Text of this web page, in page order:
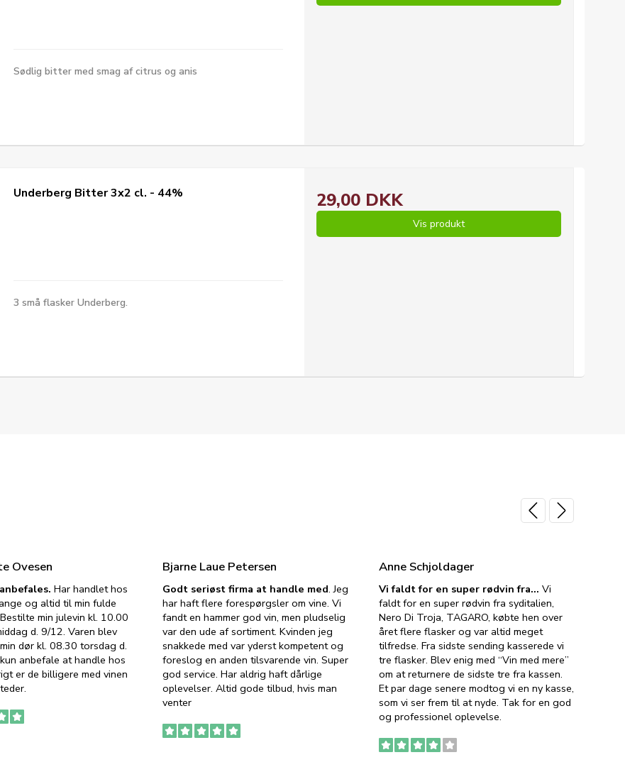
Sødlig bitter med smag af citrus og anis
Underberg Bitter 3x2 cl. - 44%
3 små flasker Underberg.
29,00 DKK
Vis produkt
Ovesen
Har handlet hos
og altid til min fulde
min julevin kl. 10.00
d. 9/12. Varen blev
dør kl. 08.30 torsdag d.
anbefale at handle hos
er de billigere med vinen
Bjarne Laue Petersen
Godt seriøst firma at handle med. Jeg
har haft flere forespørgsler om vine. Vi
fandt en hammer god vin, men pludselig
var den ude af sortiment. Kvinden jeg
snakkede med var yderst kompetent og
foreslog en anden tilsvarende vin. Super
god service. Har aldrig haft dårlige
oplevelser. Altid gode tilbud, hvis man
venter
Anne Schjoldager
Vi faldt for en super rødvin fra… Vi
faldt for en super rødvin fra syditalien,
Nero Di Troja, TAGARO, købte hen over
året flere flasker og var altid meget
tilfredse. Fra sidste sending kasserede vi
tre flasker. Blev enig med “Vin med mere”
om at returnere de sidste tre fra kassen.
Et par dage senere modtog vi en ny kasse,
som vi ser frem til at nyde. Tak for en god
og professionel oplevelse.